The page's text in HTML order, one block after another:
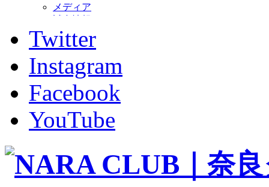
メディア
グッズ
ファンコミュニティ
ホームタウン
コラム
その他
TEAM
2026/27トップチーム
2026/27トップチームスタッフ
バモス
チアダンススクール
ボランティアチーム「volundeer」
Twitter
Instagram
Facebook
YouTube